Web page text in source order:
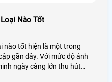
Loại Nào Tốt
nào tốt hiện là một trong
gần đây. Với mức độ ảnh
ngày càng lớn thu hút